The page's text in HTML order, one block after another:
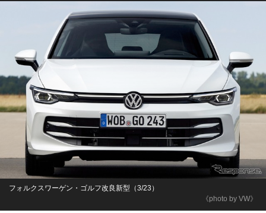
《photo by VW》
フォルクスワーゲン・ゴルフ改良新型（3/23）